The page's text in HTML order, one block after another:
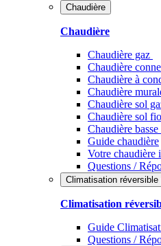
Chaudière
Chaudière
Chaudière gaz
Chaudière
Chaudière à
Chaudière
Chaudière sol
Chaudière sol
Chaudière
Guide chaudière
Votre chaudière
Questions /
Climatisation
Climatisation
Guide
Questions /